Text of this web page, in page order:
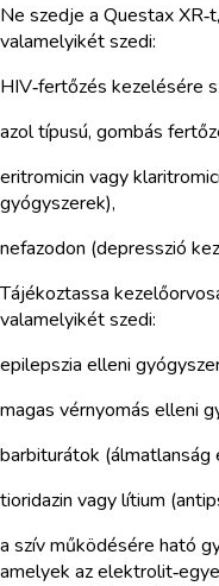
Ne szedje a Questax
valamelyikét szedi:
HIV‑fertőzés kezelésére
azol típusú, gombás
eritromicin vagy
gyógyszerek),
nefazodon (depresszió
Tájékoztassa
valamelyikét szedi:
epilepszia elleni
magas vérnyomás elleni
barbiturátok (álmatlanság
tioridazin vagy lítium
a szív működésére ható
amelyek az